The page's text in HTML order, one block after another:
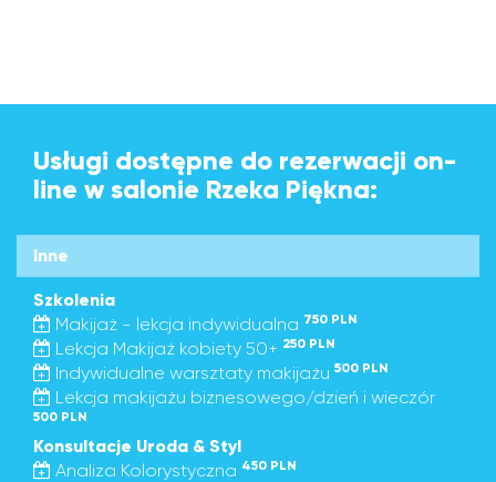
Usługi dostępne do rezerwacji on-
line w salonie Rzeka Piękna:
Inne
Szkolenia
Makijaż - lekcja indywidualna 750 PLN
Lekcja Makijaż kobiety 50+ 250 PLN
Indywidualne warsztaty makijażu 500 PLN
Lekcja makijażu biznesowego/dzień i wieczór
500 PLN
Konsultacje Uroda & Styl
Analiza Kolorystyczna 450 PLN